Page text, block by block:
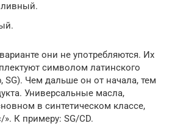
они не употребляются. Их
символом латинского
SG). Чем дальше он от начала, тем
Универсальные масла,
в синтетическом классе,
». К примеру: SG/CD.